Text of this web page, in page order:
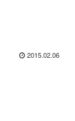
2015.02.06